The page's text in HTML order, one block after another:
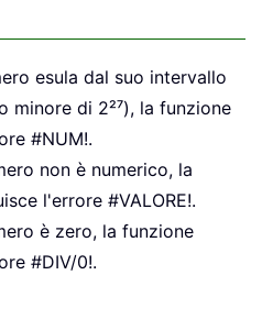
esula dal suo intervallo
minore di 2²⁷), la funzione
#NUM!.
non è numerico, la
l'errore #VALORE!.
è zero, la funzione
#DIV/0!.